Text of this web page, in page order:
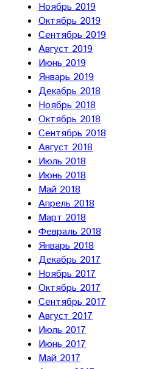
Ноябрь 2019
Октябрь 2019
Сентябрь 2019
Август 2019
Июнь 2019
Январь 2019
Декабрь 2018
Ноябрь 2018
Октябрь 2018
Сентябрь 2018
Август 2018
Июль 2018
Июнь 2018
Май 2018
Апрель 2018
Март 2018
Февраль 2018
Январь 2018
Декабрь 2017
Ноябрь 2017
Октябрь 2017
Сентябрь 2017
Август 2017
Июль 2017
Июнь 2017
Май 2017